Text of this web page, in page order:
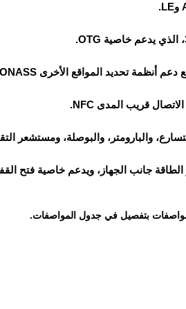
والبارومتر، والبوصلة، ومستشعر
جانب الجهاز، ويدعم خاصية فتح
بتفصيل في جدول المواصفات.